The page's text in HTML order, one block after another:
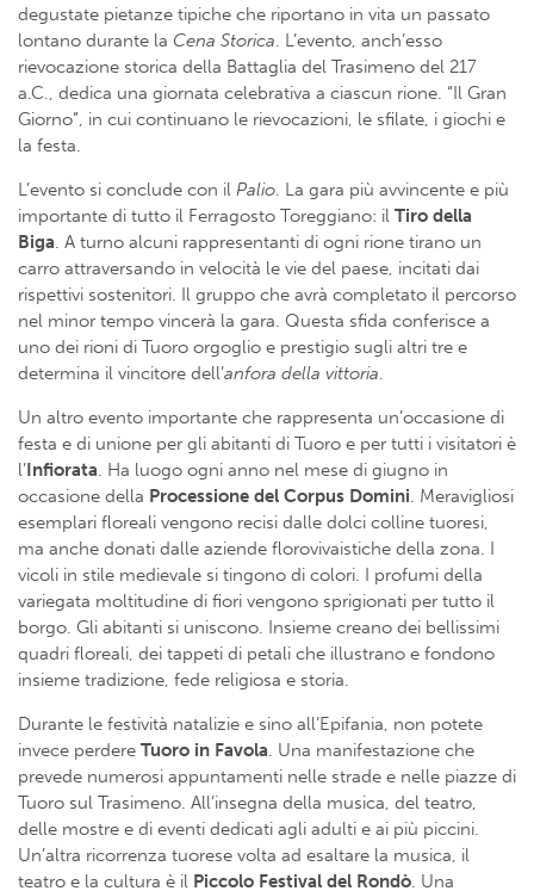
degustate pietanze tipiche che riportano in vita un passato
lontano durante la Cena Storica. L’evento, anch’esso
rievocazione storica della Battaglia del Trasimeno del 217
a.C., dedica una giornata celebrativa a ciascun rione. “Il Gran
Giorno”, in cui continuano le rievocazioni, le sfilate, i giochi e
la festa.
L’evento si conclude con il Palio. La gara più avvincente e più
importante di tutto il Ferragosto Toreggiano: il Tiro della
Biga. A turno alcuni rappresentanti di ogni rione tirano un
carro attraversando in velocità le vie del paese, incitati dai
rispettivi sostenitori. Il gruppo che avrà completato il percorso
nel minor tempo vincerà la gara. Questa sfida conferisce a
uno dei rioni di Tuoro orgoglio e prestigio sugli altri tre e
determina il vincitore dell’anfora della vittoria.
Un altro evento importante che rappresenta un’occasione di
festa e di unione per gli abitanti di Tuoro e per tutti i visitatori è
l’Infiorata. Ha luogo ogni anno nel mese di giugno in
occasione della Processione del Corpus Domini. Meravigliosi
esemplari floreali vengono recisi dalle dolci colline tuoresi,
ma anche donati dalle aziende florovivaistiche della zona. I
vicoli in stile medievale si tingono di colori. I profumi della
variegata moltitudine di fiori vengono sprigionati per tutto il
borgo. Gli abitanti si uniscono. Insieme creano dei bellissimi
quadri floreali, dei tappeti di petali che illustrano e fondono
insieme tradizione, fede religiosa e storia.
Durante le festività natalizie e sino all’Epifania, non potete
invece perdere Tuoro in Favola. Una manifestazione che
prevede numerosi appuntamenti nelle strade e nelle piazze di
Tuoro sul Trasimeno. All’insegna della musica, del teatro,
delle mostre e di eventi dedicati agli adulti e ai più piccini.
Un’altra ricorrenza tuorese volta ad esaltare la musica, il
teatro e la cultura è il Piccolo Festival del Rondò. Una